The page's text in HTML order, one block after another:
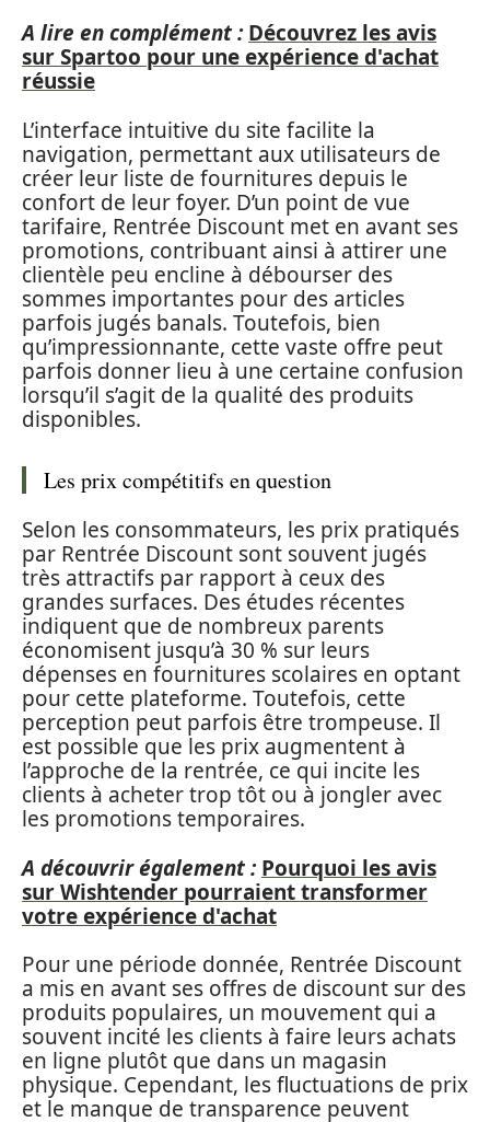
A lire en complément : Découvrez les avis
sur Spartoo pour une expérience d'achat
réussie
L’interface intuitive du site facilite la
navigation, permettant aux utilisateurs de
créer leur liste de fournitures depuis le
confort de leur foyer. D’un point de vue
tarifaire, Rentrée Discount met en avant ses
promotions, contribuant ainsi à attirer une
clientèle peu encline à débourser des
sommes importantes pour des articles
parfois jugés banals. Toutefois, bien
qu’impressionnante, cette vaste offre peut
parfois donner lieu à une certaine confusion
lorsqu’il s’agit de la qualité des produits
disponibles.
Les prix compétitifs en question
Selon les consommateurs, les prix pratiqués
par Rentrée Discount sont souvent jugés
très attractifs par rapport à ceux des
grandes surfaces. Des études récentes
indiquent que de nombreux parents
économisent jusqu’à 30 % sur leurs
dépenses en fournitures scolaires en optant
pour cette plateforme. Toutefois, cette
perception peut parfois être trompeuse. Il
est possible que les prix augmentent à
l’approche de la rentrée, ce qui incite les
clients à acheter trop tôt ou à jongler avec
les promotions temporaires.
A découvrir également : Pourquoi les avis
sur Wishtender pourraient transformer
votre expérience d'achat
Pour une période donnée, Rentrée Discount
a mis en avant ses offres de discount sur des
produits populaires, un mouvement qui a
souvent incité les clients à faire leurs achats
en ligne plutôt que dans un magasin
physique. Cependant, les fluctuations de prix
et le manque de transparence peuvent